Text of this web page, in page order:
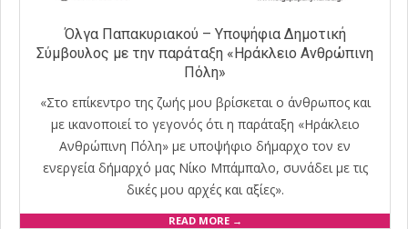
Όλγα Παπακυριακού – Υποψήφια Δημοτική
Σύμβουλος με την παράταξη «Ηράκλειο Ανθρώπινη
Πόλη»
«Στο επίκεντρο της ζωής μου βρίσκεται ο άνθρωπος και
με ικανοποιεί το γεγονός ότι η παράταξη «Ηράκλειο
Ανθρώπινη Πόλη» με υποψήφιο δήμαρχο τον εν
ενεργεία δήμαρχό μας Νίκο Μπάμπαλο, συνάδει με τις
δικές μου αρχές και αξίες».
READ MORE →